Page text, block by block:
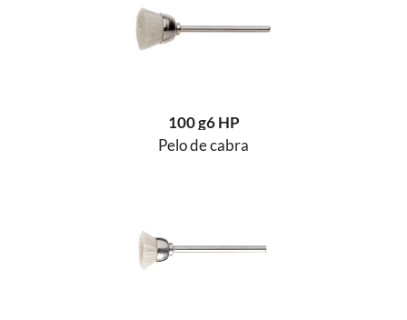
100 g6 HP
Pelo de cabra